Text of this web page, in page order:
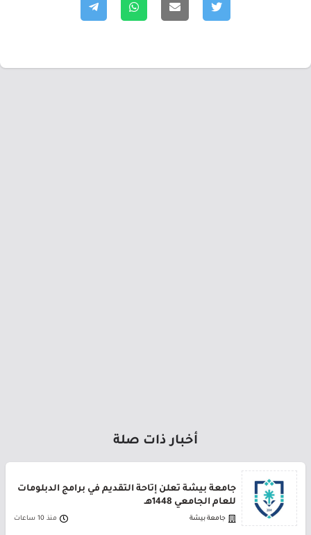
أخبار ذات صلة
جامعة بيشة تعلن إتاحة التقديم في برامج الدبلومات
للعام الجامعي 1448هـ
جامعة بيشة منذ 10 ساعات